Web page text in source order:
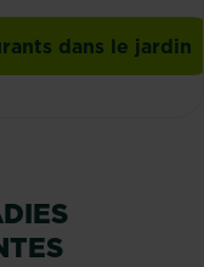
dans le jardin